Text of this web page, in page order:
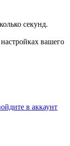
секунд.
вашего
в аккаунт